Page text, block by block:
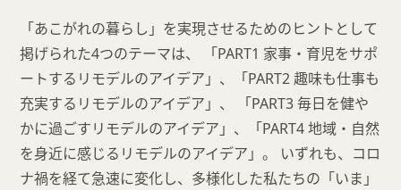
「あこがれの暮らし」を実現させるためのヒントとして
掲げられた4つのテーマは、 「PART1 家事・育児をサポ
ートするリモデルのアイデア」、「PART2 趣味も仕事も
充実するリモデルのアイデア」、 「PART3 毎日を健や
かに過ごすリモデルのアイデア」、「PART4 地域・自然
を身近に感じるリモデルのアイデア」。 いずれも、コロ
ナ禍を経て急速に変化し、多様化した私たちの「いま」